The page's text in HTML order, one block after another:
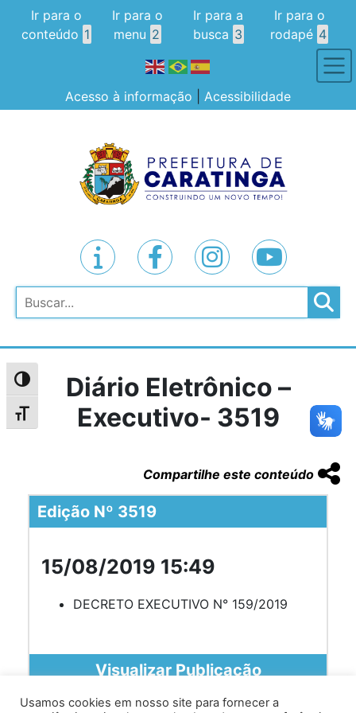
Alternar alto contraste
Alternar tamanho da fonte
Ir para o
conteúdo 1
Ir para o
menu 2
Ir para a
busca 3
Ir para o
rodapé 4
Acesso à informação Acessibilidade
Pesquisar
Diário Eletrônico –
Executivo- 3519
Compartilhe este conteúdo
Edição Nº 3519
15/08/2019 15:49
DECRETO EXECUTIVO N° 159/2019
Visualizar Publicação
Usamos cookies em nosso site para fornecer a